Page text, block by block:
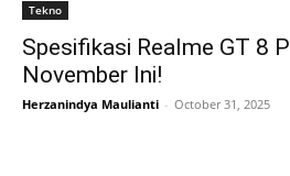
Tekno
Spesifikasi Realme GT 8
November Ini!
Herzanindya Maulianti - October 31, 2025